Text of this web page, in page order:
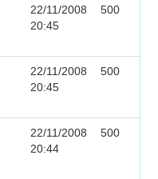
22/11/2008
20:45
500
22/11/2008
20:45
500
22/11/2008
20:44
500